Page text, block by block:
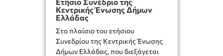
Κεντρικής Ένωσης Δήμων
Ελλάδας
Στο πλαίσιο του ετήσιου
Συνεδρίου της Κεντρικής Ένωσης
Δήμων Ελλάδας, που διεξάγεται